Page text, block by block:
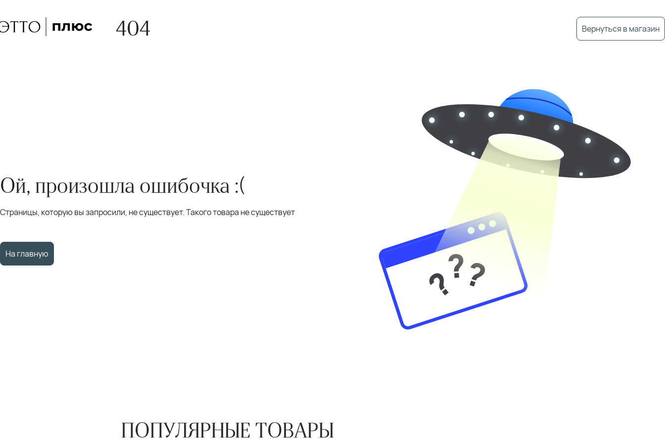
404 Вернуться в магазин
Ой, произошла ошибочка :(
Страницы, которую вы запросили, не существует. Такого товара не существует
На главную
ПОПУЛЯРНЫЕ ТОВАРЫ